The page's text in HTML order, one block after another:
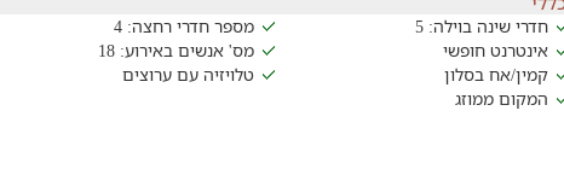
חדרי שינה בוילה: 5 מספר חדרי רחצה: 4
אינטרנט חופשי
מס' אנשים באירוע: 18
קמין/אח בסלון
טלויזיה עם ערוצים
המקום ממוזג